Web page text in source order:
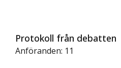
Protokoll från debatten
Anföranden: 11